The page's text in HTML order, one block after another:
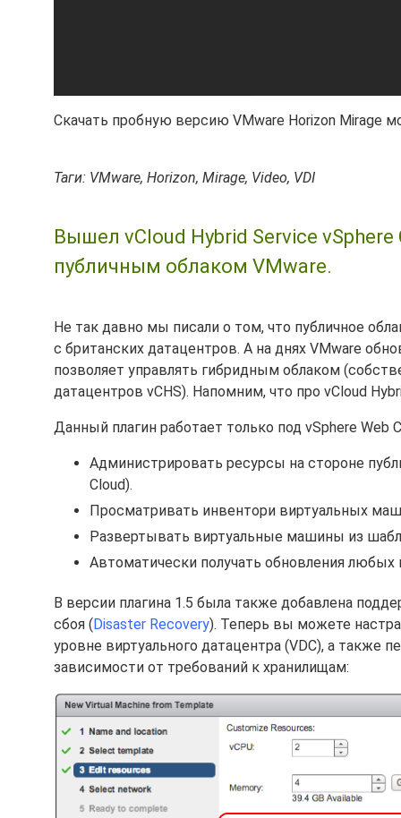
Скачать пробную версию VMware Horizon Mirage
Таги: VMware, Horizon, Mirage, Video, VDI
Вышел vCloud Hybrid Service
публичным облаком VMware.
Не так давно мы писали о том, что публичное
с британских датацентров. А на днях VMware
позволяет управлять гибридным облаком
датацентров vCHS). Напомним, что про vCloud
Данный плагин работает только под vSphere
Администрировать ресурсы на стороне
Cloud).
Просматривать инвентори виртуальных
Развертывать виртуальные машины из
Автоматически получать обновления
В версии плагина 1.5 была также добавлена
сбоя (Disaster Recovery). Теперь вы можете
уровне виртуального датацентра (VDC), а также
зависимости от требований к хранилищам: